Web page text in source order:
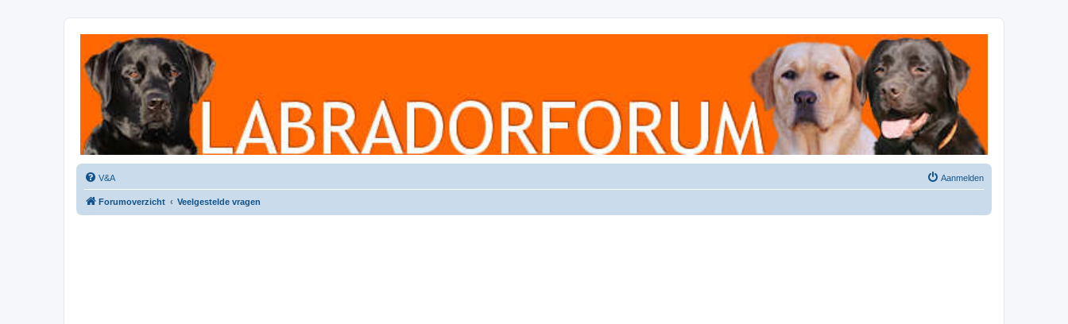
Labradorforum
Het gezelligste Labradorforum van Nederland en België!
V&A Aanmelden
Forumoverzicht Veelgestelde vragen